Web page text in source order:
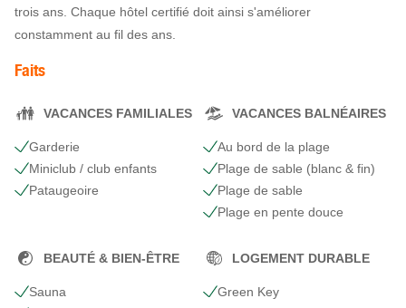
trois ans. Chaque hôtel certifié doit ainsi s'améliorer
constamment au fil des ans.
Faits
VACANCES FAMILIALES
Garderie
Miniclub / club enfants
Pataugeoire
VACANCES BALNÉAIRES
Au bord de la plage
Plage de sable (blanc & fin)
Plage de sable
Plage en pente douce
BEAUTÉ & BIEN-ÊTRE
Sauna
LOGEMENT DURABLE
Green Key